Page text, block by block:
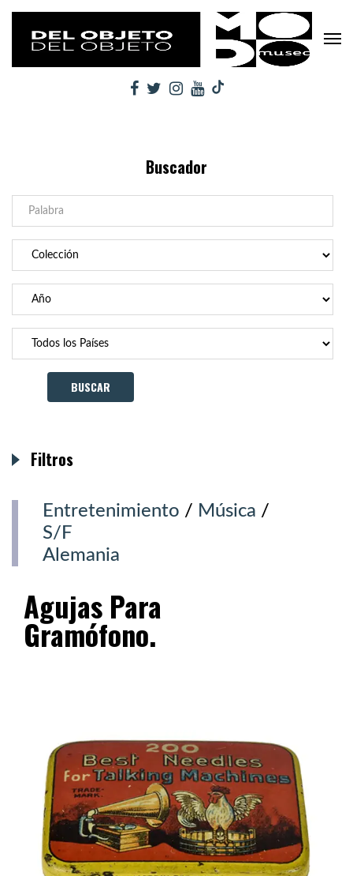
Buscador
Entretenimiento / Música /
S/F
Alemania
Agujas Para
Gramófono.
Filtros